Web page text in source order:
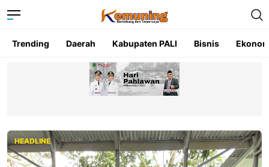
Trending Daerah Kabupaten PALI Bisnis
HEADLINE